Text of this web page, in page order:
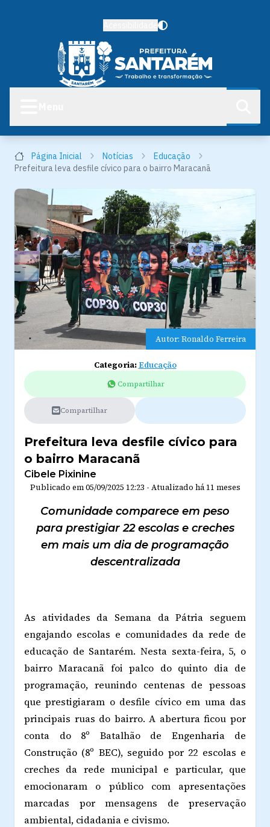
Página Inicial Notícias
Educação
Prefeitura leva desfile cívico para o bairro Maracanã
Autor: Ronaldo Ferreira
Categoria:Educação
Compartilhar
Compartilhar
Prefeitura leva desfile cívico para
o bairro Maracanã
Cibele Pixinine
Publicado em05/09/2025 12:23 - Atualizado há 11 meses
Comunidade comparece em peso
para prestigiar 22 escolas e creches
em mais um dia de programação
descentralizada
As atividades da Semana da Pátria seguem
engajando escolas e comunidades da rede de
educação de Santarém. Nesta sexta-feira, 5, o
bairro Maracanã foi palco do quinto dia de
programação, reunindo centenas de pessoas
que prestigiaram o desfile cívico em uma das
principais ruas do bairro. A abertura ficou por
conta do 8º Batalhão de Engenharia de
Construção (8º BEC), seguido por 22 escolas e
creches da rede municipal e particular, que
emocionaram o público com apresentações
marcadas por mensagens de preservação
ambiental, cidadania e civismo.